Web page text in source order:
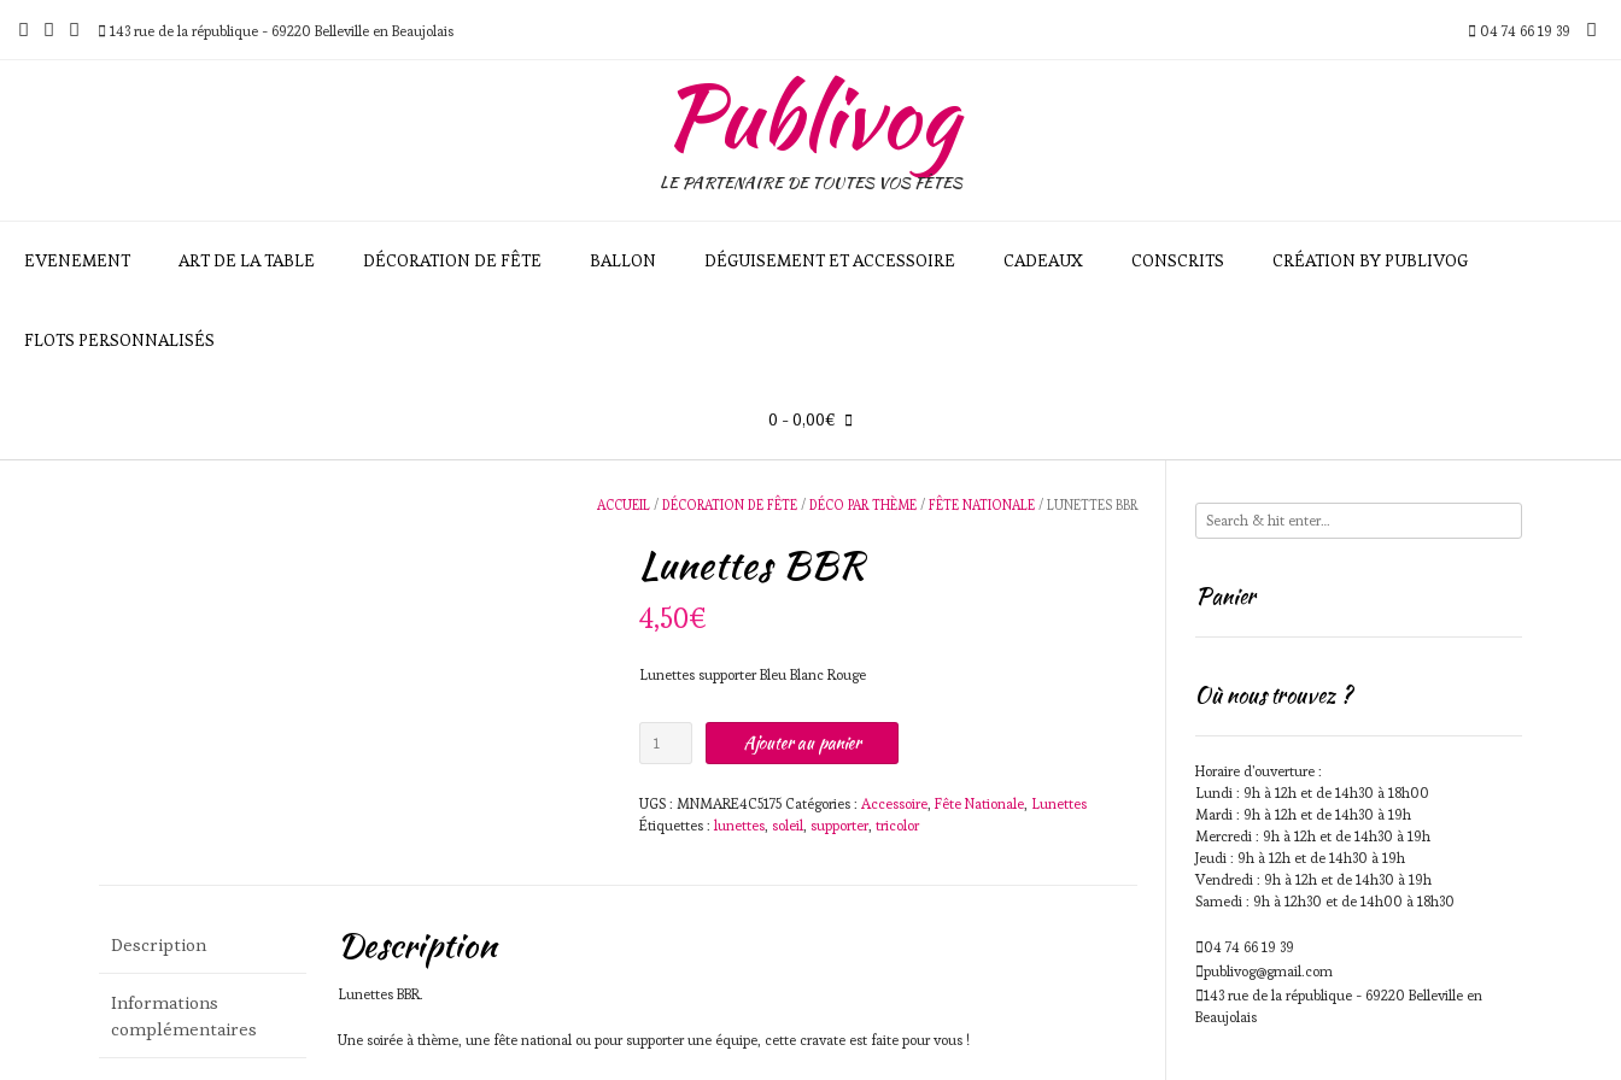
143 rue de la république - 69220 Belleville en Beaujolais 04 74 66 19 39
Publivog
LE PARTENAIRE DE TOUTES VOS FÊTES
EVENEMENT ART DE LA TABLE DÉCORATION DE FÊTE BALLON DÉGUISEMENT ET ACCESSOIRE CADEAUX CONSCRITS CRÉATION BY PUBLIVOG
FLOTS PERSONNALISÉS
0 - 0,00€
ACCUEIL /DÉCORATION DE FÊTE /DÉCO PAR THÈME /FÊTE NATIONALE / LUNETTES BBR
Lunettes BBR
4,50€
Lunettes supporter Bleu Blanc Rouge
BBR
Ajouter au panier
UGS : MNMARE4C5175 Catégories : Accessoire, Fête Nationale, Lunettes
Étiquettes :lunettes, soleil, supporter, tricolor
Description
Informations
complémentaires
Description
Lunettes BBR.
Une soirée à thème, une fête national ou pour supporter une équipe, cette cravate est faite pour vous !
Panier
Où nous trouvez ?
Horaire d'ouverture :
Lundi : 9h à 12h et de 14h30 à 18h00
Mardi : 9h à 12h et de 14h30 à 19h
Mercredi : 9h à 12h et de 14h30 à 19h
Jeudi : 9h à 12h et de 14h30 à 19h
Vendredi : 9h à 12h et de 14h30 à 19h
Samedi : 9h à 12h30 et de 14h00 à 18h30
04 74 66 19 39
publivog@gmail.com
143 rue de la république - 69220 Belleville en
Beaujolais